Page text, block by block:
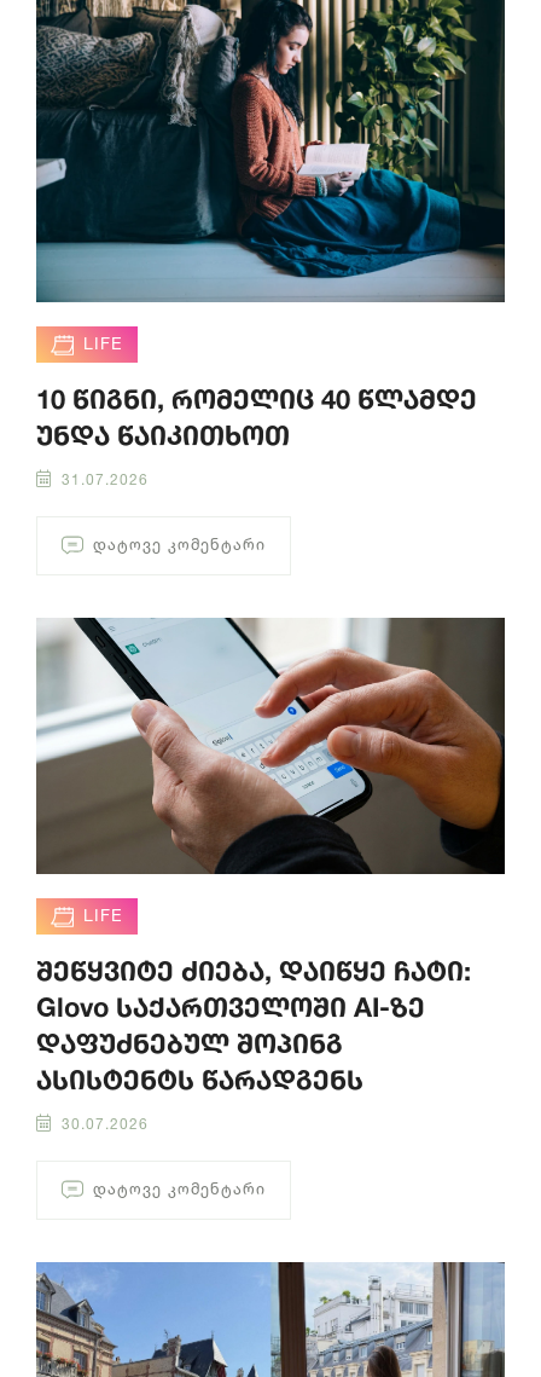
LIFE
10 წიგნი, რომელიც 40 წლამდე
უნდა წაიკითხოთ
31.07.2026
ᲓᲐᲢᲝᲕᲔ ᲙᲝᲛᲔᲜᲢᲐᲠᲘ
LIFE
შეწყვიტე ძიება, დაიწყე ჩატი:
Glovo საქართველოში AI-ზე
დაფუძნებულ შოპინგ
ასისტენტს წარადგენს
30.07.2026
ᲓᲐᲢᲝᲕᲔ ᲙᲝᲛᲔᲜᲢᲐᲠᲘ